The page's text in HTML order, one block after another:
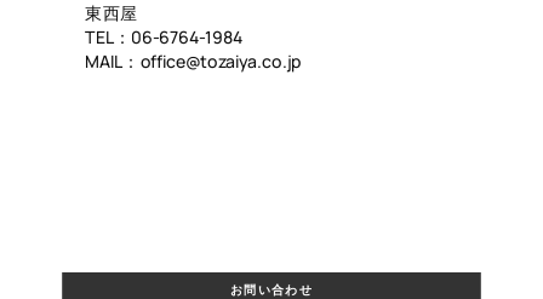
東西屋
TEL：06-6764-1984
MAIL：office@tozaiya.co.jp
お問い合わせ